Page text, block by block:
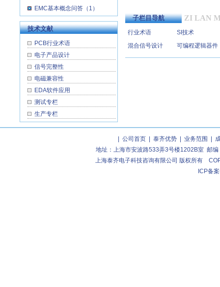
EMC基本概念问答（1）
技术文献
PCB行业术语
电子产品设计
信号完整性
电磁兼容性
EDA软件应用
测试专栏
生产专栏
子栏目导航 ZI LAN
行业术语
SI技术
混合信号设计
可编程逻辑器件
|公司首页 |泰齐优势 |业务范围
地址：上海市安波路533弄3号楼1202B室 邮
上海泰齐电子科技咨询有限公司 版权所有
ICP备